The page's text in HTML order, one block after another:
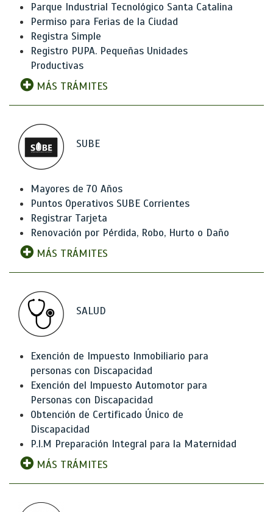
Parque Industrial Tecnológico Santa Catalina
Permiso para Ferias de la Ciudad
Registra Simple
Registro PUPA. Pequeñas Unidades
Productivas
MÁS TRÁMITES
SUBE
Mayores de 70 Años
Puntos Operativos SUBE Corrientes
Registrar Tarjeta
Renovación por Pérdida, Robo, Hurto o Daño
MÁS TRÁMITES
SALUD
Exención de Impuesto Inmobiliario para
personas con Discapacidad
Exención del Impuesto Automotor para
Personas con Discapacidad
Obtención de Certificado Único de
Discapacidad
P.I.M Preparación Integral para la Maternidad
MÁS TRÁMITES